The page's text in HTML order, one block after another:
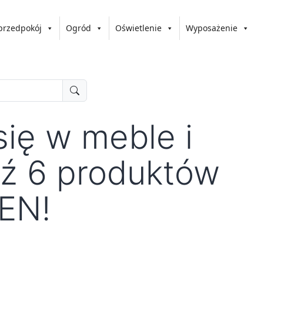
Ogród Oświetlenie Wyposażenie
w meble i
6 produktów